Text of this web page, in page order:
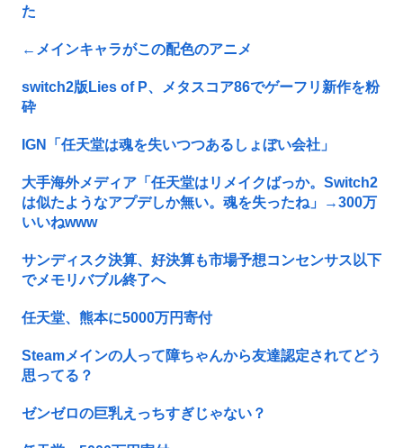
た
←メインキャラがこの配色のアニメ
switch2版Lies of P、メタスコア86でゲーフリ新作を粉
砕
IGN「任天堂は魂を失いつつあるしょぼい会社」
大手海外メディア「任天堂はリメイクばっか。Switch2
は似たようなアプデしか無い。魂を失ったね」→300万
いいねwww
サンディスク決算、好決算も市場予想コンセンサス以下
でメモリバブル終了へ
任天堂、熊本に5000万円寄付
Steamメインの人って障ちゃんから友達認定されてどう
思ってる？
ゼンゼロの巨乳えっちすぎじゃない？